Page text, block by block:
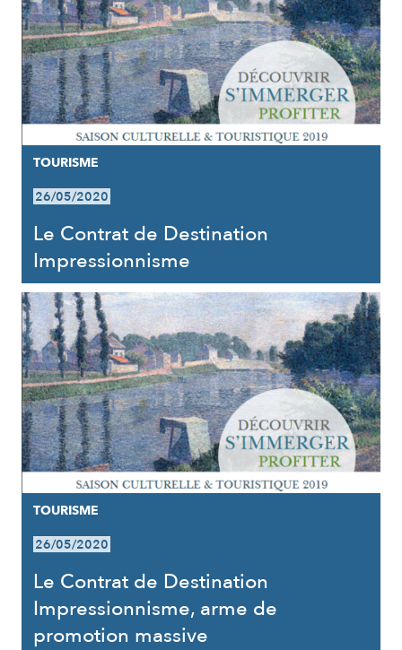
TOURISME
26/05/2020
Le Contrat de Destination
Impressionnisme
TOURISME
26/05/2020
Le Contrat de Destination
Impressionnisme, arme de
promotion massive